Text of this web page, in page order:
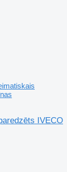
IVECO